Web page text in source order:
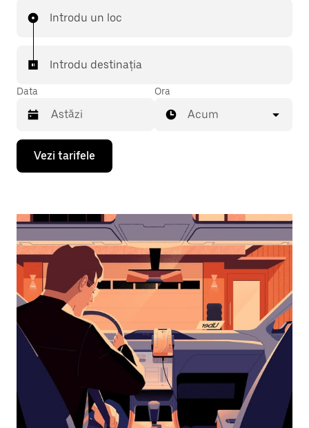
Introdu un loc
Introdu destinația
Data
Pentru
deschide
selecta
dată,
apasă
tasta
cu
săgeata
îndreptată
în
jos.
Închide
calendarul
apăsând
pe
butonul
Escape.
Ora
Acum
Vezi tarifele